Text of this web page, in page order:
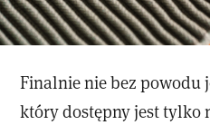
Finalnie nie bez powodu
który dostępny jest tylko